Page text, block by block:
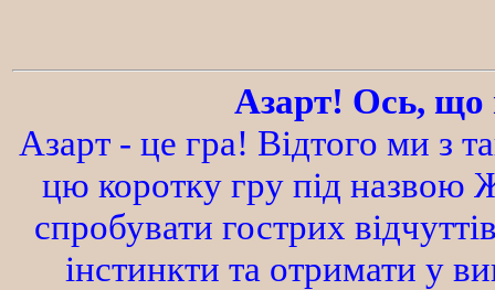
Азарт! Ось, що
Азарт - це гра! Відтого ми з
цю коротку гру під назвою
спробувати гострих
інстинкти та отримати у